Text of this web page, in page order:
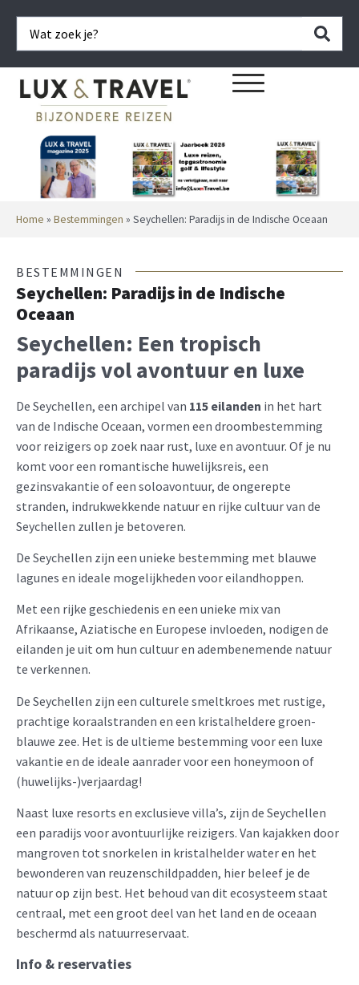
Home » Bestemmingen » Seychellen: Paradijs in de Indische Oceaan
BESTEMMINGEN
Seychellen: Paradijs in de Indische
Oceaan
Seychellen: Een tropisch
paradijs vol avontuur en luxe
De Seychellen, een archipel van 115 eilanden in het hart
van de Indische Oceaan, vormen een droombestemming
voor reizigers op zoek naar rust, luxe en avontuur. Of je nu
komt voor een romantische huwelijksreis, een
gezinsvakantie of een soloavontuur, de ongerepte
stranden, indrukwekkende natuur en rijke cultuur van de
Seychellen zullen je betoveren.
De Seychellen zijn een unieke bestemming met blauwe
lagunes en ideale mogelijkheden voor eilandhoppen.
Met een rijke geschiedenis en een unieke mix van
Afrikaanse, Aziatische en Europese invloeden, nodigen de
eilanden je uit om hun cultuur en adembenemende natuur
te verkennen.
De Seychellen zijn een culturele smeltkroes met rustige,
prachtige koraalstranden en een kristalheldere groen-
blauwe zee. Het is de ultieme bestemming voor een luxe
vakantie en de ideale aanrader voor een honeymoon of
(huwelijks-)verjaardag!
Naast luxe resorts en exclusieve villa’s, zijn de Seychellen
een paradijs voor avontuurlijke reizigers. Van kajakken door
mangroven tot snorkelen in kristalhelder water en het
bewonderen van reuzenschildpadden, hier beleef je de
natuur op zijn best. Het behoud van dit ecosysteem staat
centraal, met een groot deel van het land en de oceaan
beschermd als natuurreservaat.
Info & reservaties